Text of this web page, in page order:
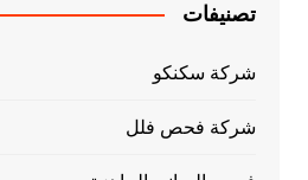
تصنيفات
شركة سكنكو
شركة فحص فلل